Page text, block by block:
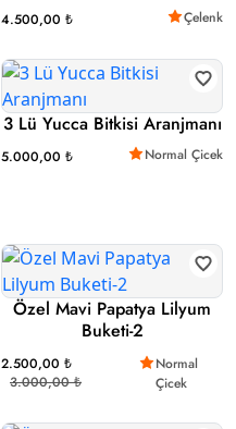
4.500,00 ₺ Çelenk
3 Lü Yucca Bitkisi Aranjmanı
5.000,00 ₺ Normal Çicek
Özel Mavi Papatya Lilyum
Buketi-2
2.500,00 ₺
3.000,00 ₺
Normal
Çicek